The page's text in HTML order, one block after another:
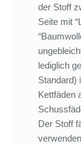
der Stoff
Seite mit
lediglich
Standard)
Kettfäden
Der Stoff